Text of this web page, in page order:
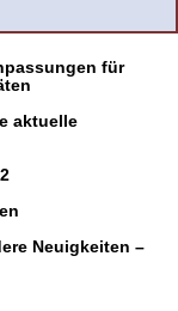
für
aktuelle
Neuigkeiten –